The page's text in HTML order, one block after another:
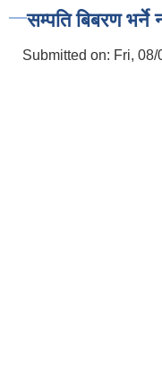
सम्पति बिबरण भर्ने
Submitted on: Fri,